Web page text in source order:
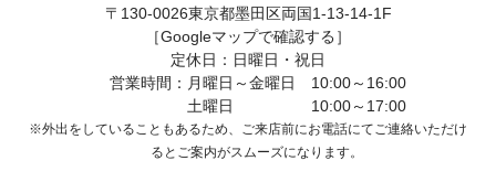
〒130-0026東京都墨田区両国1-13-14-1F
［Googleマップで確認する］
定休日：日曜日・祝日
営業時間：月曜日～金曜日 10:00～16:00
土曜日 10:00～17:00
※外出をしていることもあるため、ご来店前にお電話にてご連絡いただけ
ると ご案内がスムーズになります。